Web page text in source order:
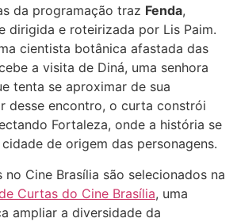
da programação traz Fenda,
dirigida e roteirizada por Lis Paim.
cientista botânica afastada das
a visita de Diná, uma senhora
tenta se aproximar de sua
desse encontro, o curta constrói
Fortaleza, onde a história se
de origem das personagens.
Cine Brasília são selecionados na
Curtas do Cine Brasília, uma
ampliar a diversidade da